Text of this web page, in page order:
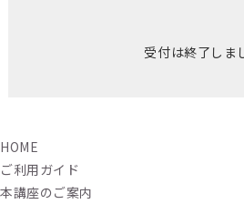
受付は終了しま
HOME
ご利用ガイド
本講座のご案内